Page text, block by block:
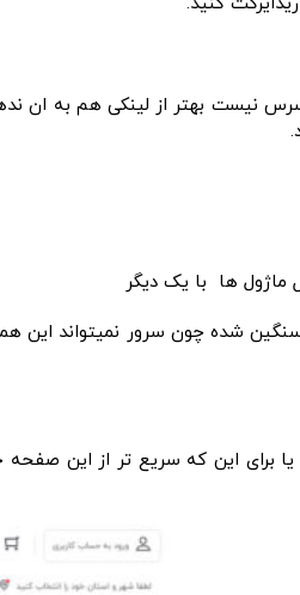
نیست بهتر از لینکی هم به ان
شده چون سرور نمیتواند این
این که سریع تر از این صفحه